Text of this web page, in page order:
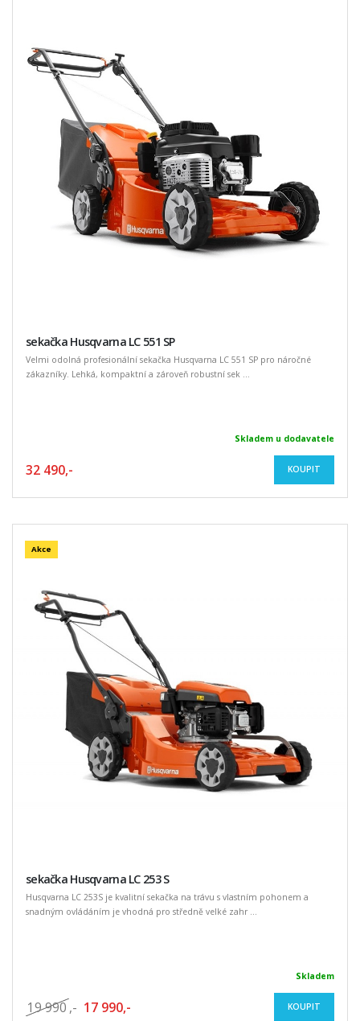
sekačka Husqvarna LC 551 SP
Velmi odolná profesionální sekačka Husqvarna LC 551 SP pro náročné
zákazníky. Lehká, kompaktní a zároveň robustní sek ...
Skladem u dodavatele
32 490,- KOUPIT
Akce
sekačka Husqvarna LC 253 S
Husqvarna LC 253S je kvalitní sekačka na trávu s vlastním pohonem a
snadným ovládáním je vhodná pro středně velké zahr ...
Skladem
19 990 ,- 17 990,- KOUPIT